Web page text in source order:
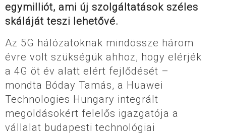
egymilliót, ami új szolgáltatások széles
skáláját teszi lehetővé.
Az 5G hálózatoknak mindössze három
évre volt szükségük ahhoz, hogy elérjék
a 4G öt év alatt elért fejlődését –
mondta Bóday Tamás, a Huawei
Technologies Hungary integrált
megoldásokért felelős igazgatója a
vállalat budapesti technológiai